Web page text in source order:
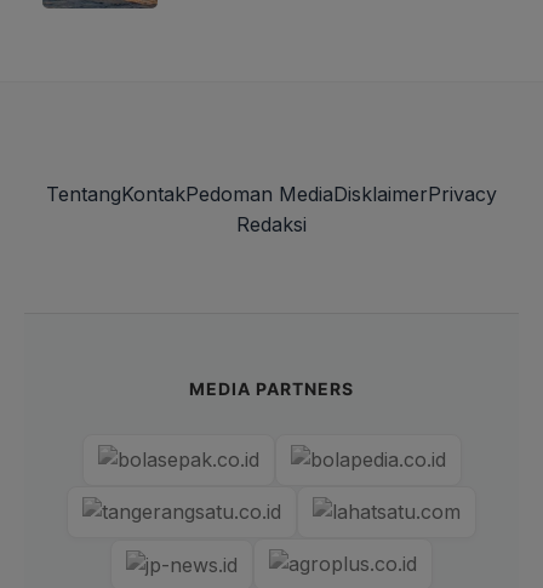
TentangKontakPedoman MediaDisklaimerPrivacy
Redaksi
MEDIA PARTNERS